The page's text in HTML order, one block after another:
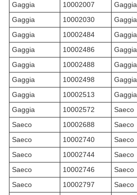
Gaggia
10002007 Gaggia
Gaggia
10002030 Gaggia
Gaggia
10002484 Gaggia
Gaggia
10002486 Gaggia
Gaggia
10002488 Gaggia
Gaggia
10002498 Gaggia
Gaggia
10002513 Gaggia
Gaggia
10002572 Saeco
Saeco
10002688 Saeco
Saeco
10002740 Saeco
Saeco
10002744 Saeco
Saeco
10002746 Saeco
Saeco
10002797 Saeco